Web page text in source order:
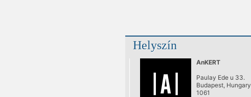
Helyszín
AnKERT
Paulay Ede u 33.
Budapest, Hungary
1061